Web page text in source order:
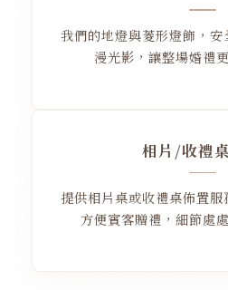
我們的地燈與菱形燈飾，
漫光影，讓整場婚禮
相片/收禮
提供相片桌或收禮桌佈置
方便賓客贈禮，細節處